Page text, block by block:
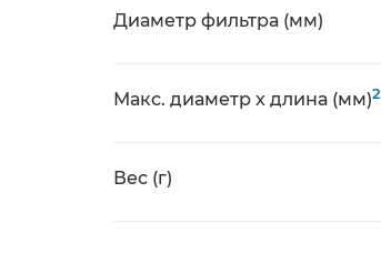
Диаметр фильтра (мм)
Макс. диаметр x длина (мм)2
Вес (г)